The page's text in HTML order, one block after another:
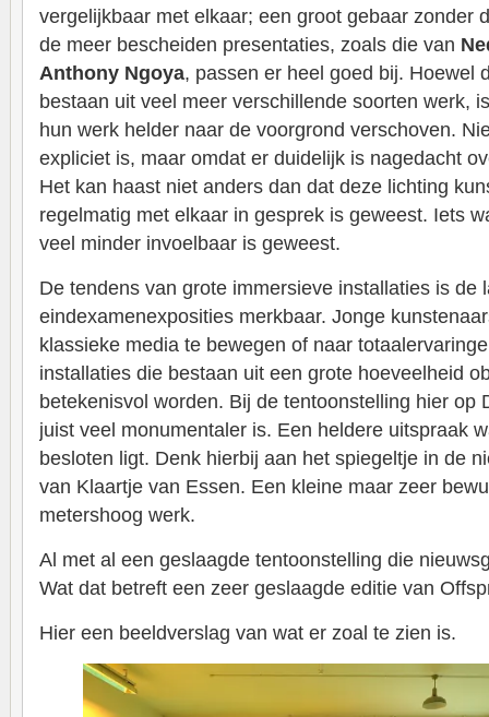
vergelijkbaar met elkaar; een groot gebaar zonder
de meer bescheiden presentaties, zoals die van
Anthony Ngoya, passen er heel goed bij. Hoewel
bestaan uit veel meer verschillende soorten werk,
hun werk helder naar de voorgrond verschoven.
expliciet is, maar omdat er duidelijk is nagedacht
Het kan haast niet anders dan dat deze lichting
regelmatig met elkaar in gesprek is geweest. Iets
veel minder invoelbaar is geweest.
De tendens van grote immersieve installaties is de
eindexamenexposities merkbaar. Jonge
klassieke media te bewegen of naar
installaties die bestaan uit een grote hoeveelheid
betekenisvol worden. Bij de tentoonstelling hier op
juist veel monumentaler is. Een heldere uitspraak
besloten ligt. Denk hierbij aan het spiegeltje in de
van Klaartje van Essen. Een kleine maar zeer
metershoog werk.
Al met al een geslaagde tentoonstelling die
Wat dat betreft een zeer geslaagde editie van
Hier een beeldverslag van wat er zoal te zien is.